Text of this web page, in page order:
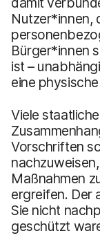
Nutzer*innen,
Bürger*innen
ist –
eine
Viele
Vorschriften
Maßnahmen
ergreifen. Der
Sie nicht
geschützt